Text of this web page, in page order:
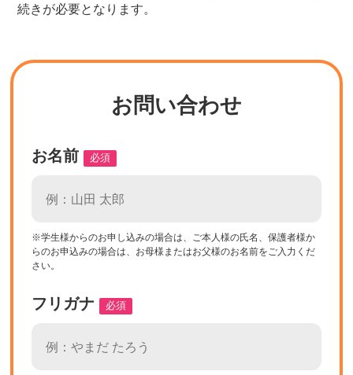
続きが必要となります。
お問い合わせ
お名前 必須
※学生様からのお申し込みの場合は、ご本人様の氏名、保護者様か
らのお申込みの場合は、お母様またはお父様のお名前をご入力くだ
さい。
フリガナ 必須